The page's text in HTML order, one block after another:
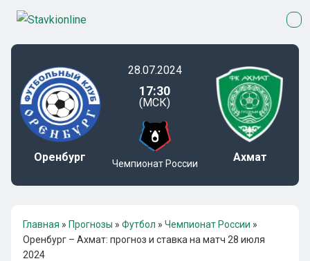
Оренбург
28.07.2024
17:30
(МСК)
Чемпионат России Ахмат
Главная » Прогнозы » Футбол » Чемпионат России »
Оренбург – Ахмат: прогноз и ставка на матч 28 июля
2024